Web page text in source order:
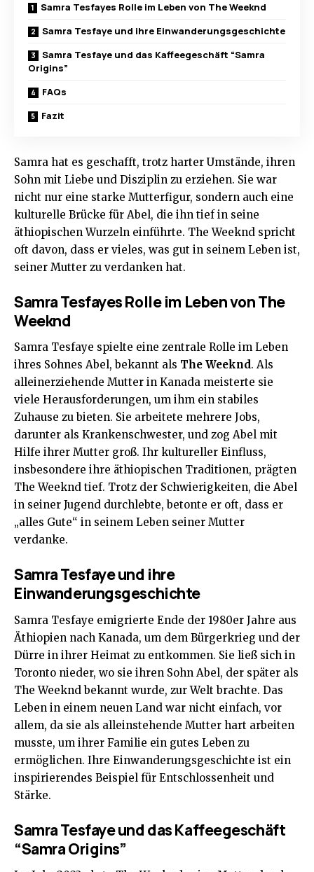
Samra Tesfayes Rolle im Leben von The Weeknd
Samra Tesfaye und ihre Einwanderungsgeschichte
Samra Tesfaye und das Kaffeegeschäft “Samra
Origins”
FAQs
Fazit
Samra hat es geschafft, trotz harter Umstände, ihren
Sohn mit Liebe und Disziplin zu erziehen. Sie war
nicht nur eine starke Mutterfigur, sondern auch eine
kulturelle Brücke für Abel, die ihn tief in seine
äthiopischen Wurzeln einführte. The Weeknd spricht
oft davon, dass er vieles, was gut in seinem Leben ist,
seiner Mutter zu verdanken hat.
Samra Tesfayes Rolle im Leben von The
Weeknd
Samra Tesfaye spielte eine zentrale Rolle im Leben
ihres Sohnes Abel, bekannt als The Weeknd. Als
alleinerziehende Mutter in Kanada meisterte sie
viele Herausforderungen, um ihm ein stabiles
Zuhause zu bieten. Sie arbeitete mehrere Jobs,
darunter als Krankenschwester, und zog Abel mit
Hilfe ihrer Mutter groß. Ihr kultureller Einfluss,
insbesondere ihre äthiopischen Traditionen, prägten
The Weeknd tief. Trotz der Schwierigkeiten, die Abel
in seiner Jugend durchlebte, betonte er oft, dass er
„alles Gute“ in seinem Leben seiner Mutter
verdanke.
Samra Tesfaye und ihre
Einwanderungsgeschichte
Samra Tesfaye emigrierte Ende der 1980er Jahre aus
Äthiopien nach Kanada, um dem Bürgerkrieg und der
Dürre in ihrer Heimat zu entkommen. Sie ließ sich in
Toronto nieder, wo sie ihren Sohn Abel, der später als
The Weeknd bekannt wurde, zur Welt brachte. Das
Leben in einem neuen Land war nicht einfach, vor
allem, da sie als alleinstehende Mutter hart arbeiten
musste, um ihrer Familie ein gutes Leben zu
ermöglichen. Ihre Einwanderungsgeschichte ist ein
inspirierendes Beispiel für Entschlossenheit und
Stärke.
Samra Tesfaye und das Kaffeegeschäft
“Samra Origins”